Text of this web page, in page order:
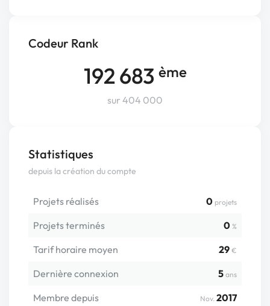
Codeur Rank
192 683 ème
sur 404 000
Statistiques
depuis la création du compte
Projets réalisés 0 projets
Projets terminés 0 %
Tarif horaire moyen 29 €
Dernière connexion 5 ans
Membre depuis Nov. 2017